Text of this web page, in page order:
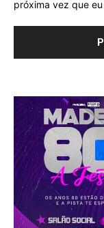
próxima vez que